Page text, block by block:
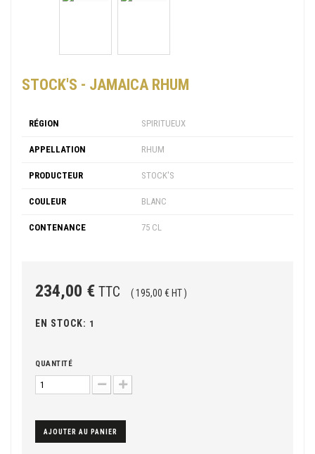
STOCK'S - JAMAICA RHUM
RÉGION SPIRITUEUX
APPELLATION RHUM
PRODUCTEUR STOCK'S
COULEUR BLANC
CONTENANCE 75 CL
234,00 € TTC ( 195,00 € HT )
EN STOCK: 1
QUANTITÉ
AJOUTER AU PANIER